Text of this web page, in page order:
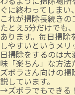
ぐに終わってしまい
これが掃除長続きの
たとえ5分だけでも
あります。毎日掃除
しやすいというメ
日掃除をするのは
味「楽ちん」な方法
ズボラさん向けの
説しています。
→ズボラでもでき